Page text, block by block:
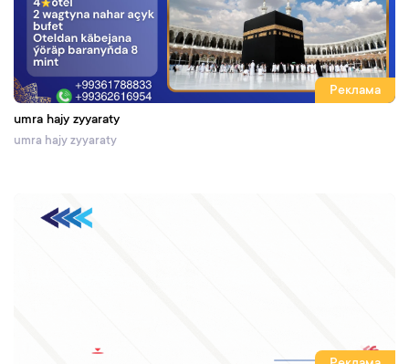
Реклама
umra hajy zyyaraty
umra hajy zyyaraty